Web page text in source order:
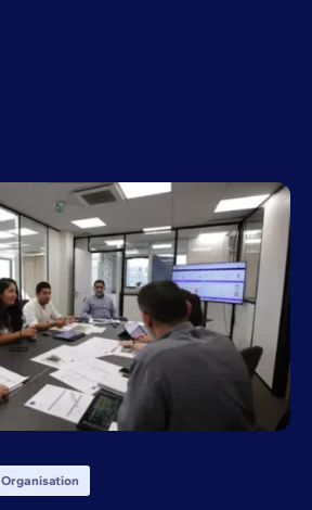
Organisation